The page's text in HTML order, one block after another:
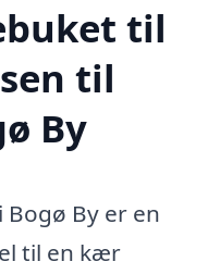
til
til
By
By er en
til en kær